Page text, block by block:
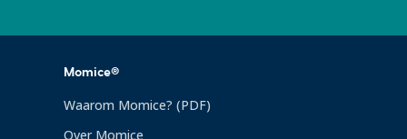
Momice®
Waarom Momice? (PDF)
Over Momice